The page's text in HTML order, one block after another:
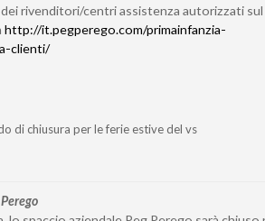
dei rivenditori/centri assistenza autorizzati
http://it.pegperego.com/primainfanzia-
clienti/
di chiusura per le ferie estive del vs